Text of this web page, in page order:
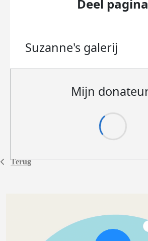
Terug
Deel pagina
Suzanne's galerij
Mijn